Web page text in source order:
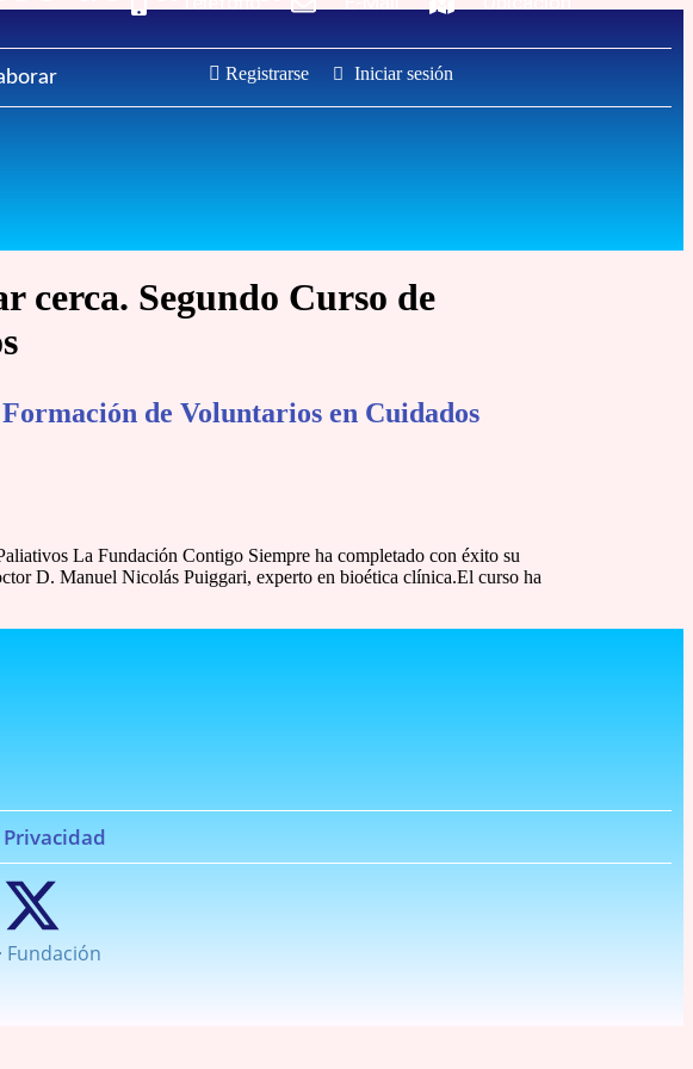
Registrarse Iniciar sesión
cerca. Segundo Curso de
de Voluntarios en Cuidados
La Fundación Contigo Siempre ha completado con éxito su
D. Manuel Nicolás Puiggari, experto en bioética clínica.El curso ha
Privacidad
Fundación